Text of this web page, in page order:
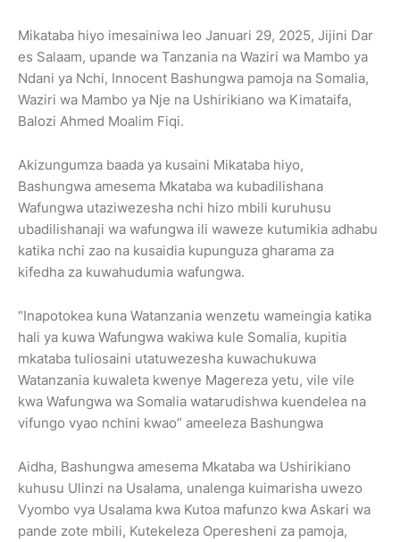
Mikataba hiyo imesainiwa leo Januari 29, 2025, Jijini Dar
es Salaam, upande wa Tanzania na Waziri wa Mambo ya
Ndani ya Nchi, Innocent Bashungwa pamoja na Somalia,
Waziri wa Mambo ya Nje na Ushirikiano wa Kimataifa,
Balozi Ahmed Moalim Fiqi.
Akizungumza baada ya kusaini Mikataba hiyo,
Bashungwa amesema Mkataba wa kubadilishana
Wafungwa utaziwezesha nchi hizo mbili kuruhusu
ubadilishanaji wa wafungwa ili waweze kutumikia adhabu
katika nchi zao na kusaidia kupunguza gharama za
kifedha za kuwahudumia wafungwa.
“Inapotokea kuna Watanzania wenzetu wameingia katika
hali ya kuwa Wafungwa wakiwa kule Somalia, kupitia
mkataba tuliosaini utatuwezesha kuwachukuwa
Watanzania kuwaleta kwenye Magereza yetu, vile vile
kwa Wafungwa wa Somalia watarudishwa kuendelea na
vifungo vyao nchini kwao” ameeleza Bashungwa
Aidha, Bashungwa amesema Mkataba wa Ushirikiano
kuhusu Ulinzi na Usalama, unalenga kuimarisha uwezo
Vyombo vya Usalama kwa Kutoa mafunzo kwa Askari wa
pande zote mbili, Kutekeleza Operesheni za pamoja,